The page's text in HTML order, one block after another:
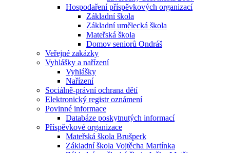
Hospodaření příspěvkových organizací
Základní škola
Základní umělecká škola
Mateřská škola
Domov seniorů Ondráš
Veřejné zakázky
Vyhlášky a nařízení
Vyhlášky
Nařízení
Sociálně-právní ochrana dětí
Elektronický registr oznámení
Povinné informace
Databáze poskytnutých informací
Příspěvkové organizace
Mateřská škola Brušperk
Základní škola Vojtěcha Martínka